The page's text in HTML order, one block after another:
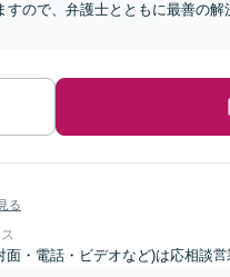
ので、弁護士とともに最善の
る
面・電話・ビデオなど)は応相談営